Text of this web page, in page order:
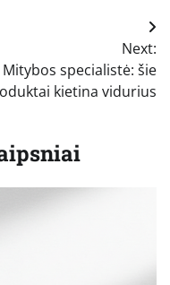
Next:
Mitybos specialistė: šie
kietina vidurius